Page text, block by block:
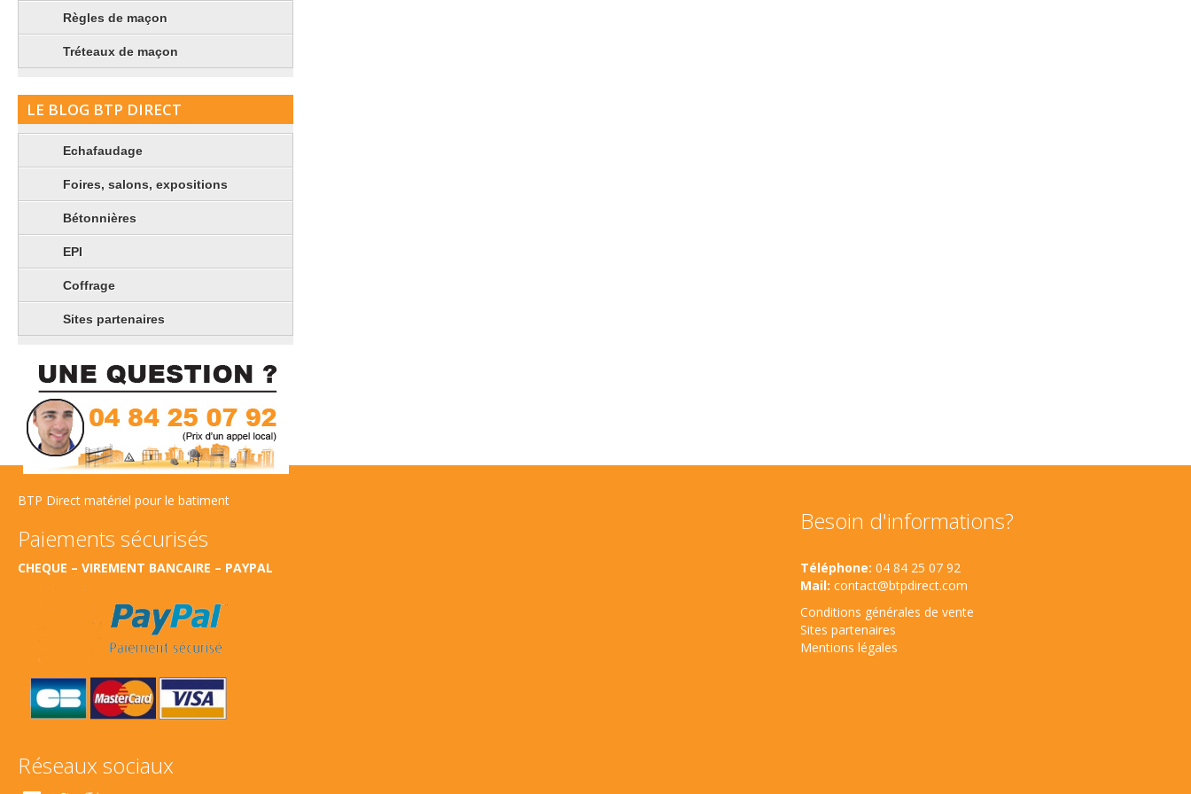
Règles de maçon
Tréteaux de maçon
LE BLOG BTP DIRECT
Echafaudage
Foires, salons, expositions
Bétonnières
EPI
Coffrage
Sites partenaires
BTP Direct matériel pour le batiment
Paiements sécurisés
CHEQUE – VIREMENT BANCAIRE – PAYPAL
Réseaux sociaux
Besoin d'informations?
Téléphone: 04 84 25 07 92
Mail: contact@btpdirect.com
Conditions générales de vente
Sites partenaires
Mentions légales